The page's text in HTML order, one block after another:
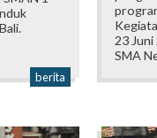
berita
23 Juni
SMA